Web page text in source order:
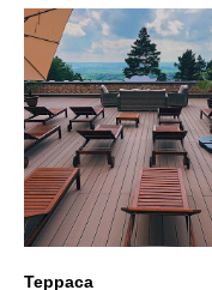
Терраса